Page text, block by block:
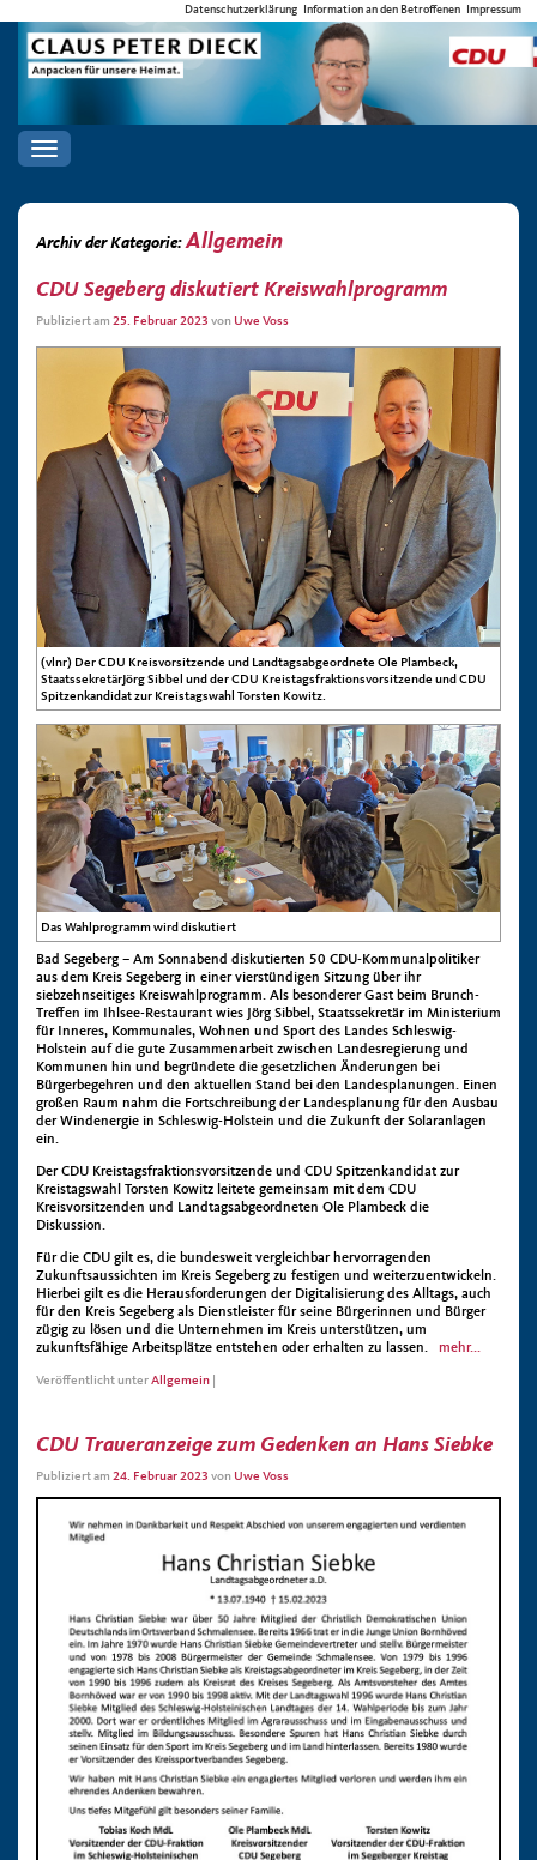
Datenschutzerklärung Information an den Betroffenen Impressum
Toggle
navigation
Archiv der Kategorie:Allgemein
CDU Segeberg diskutiert Kreiswahlprogramm
Publiziert am 25. Februar 2023 von Uwe Voss
(vlnr) Der CDU Kreisvorsitzende und Landtagsabgeordnete Ole Plambeck,
StaatssekretärJörg Sibbel und der CDU Kreistagsfraktionsvorsitzende und CDU
Spitzenkandidat zur Kreistagswahl Torsten Kowitz.
Das Wahlprogramm wird diskutiert
Bad Segeberg – Am Sonnabend diskutierten 50 CDU-Kommunalpolitiker
aus dem Kreis Segeberg in einer vierstündigen Sitzung über ihr
siebzehnseitiges Kreiswahlprogramm. Als besonderer Gast beim Brunch-
Treffen im Ihlsee-Restaurant wies Jörg Sibbel, Staatssekretär im Ministerium
für Inneres, Kommunales, Wohnen und Sport des Landes Schleswig-
Holstein auf die gute Zusammenarbeit zwischen Landesregierung und
Kommunen hin und begründete die gesetzlichen Änderungen bei
Bürgerbegehren und den aktuellen Stand bei den Landesplanungen. Einen
großen Raum nahm die Fortschreibung der Landesplanung für den Ausbau
der Windenergie in Schleswig-Holstein und die Zukunft der Solaranlagen
ein.
Der CDU Kreistagsfraktionsvorsitzende und CDU Spitzenkandidat zur
Kreistagswahl Torsten Kowitz leitete gemeinsam mit dem CDU
Kreisvorsitzenden und Landtagsabgeordneten Ole Plambeck die
Diskussion.
Für die CDU gilt es, die bundesweit vergleichbar hervorragenden
Zukunftsaussichten im Kreis Segeberg zu festigen und weiterzuentwickeln.
Hierbei gilt es die Herausforderungen der Digitalisierung des Alltags, auch
für den Kreis Segeberg als Dienstleister für seine Bürgerinnen und Bürger
zügig zu lösen und die Unternehmen im Kreis unterstützen, um
zukunftsfähige Arbeitsplätze entstehen oder erhalten zu lassen.
mehr...
Veröffentlicht unterAllgemein
CDU Traueranzeige zum Gedenken an Hans Siebke
Publiziert am 24. Februar 2023 von Uwe Voss